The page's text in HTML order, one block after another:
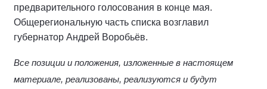
предварительного голосования в конце мая.
Общерегиональную часть списка возглавил
губернатор Андрей Воробьёв.
Все позиции и положения, изложенные в настоящем
материале, реализованы, реализуются и будут